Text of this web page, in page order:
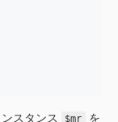
スタンス $mr を